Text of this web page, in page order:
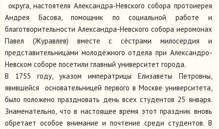
округа, настоятеля Александра-Невского собора протоиерея
Андрея Басова, помощник по социальной работе и
благотворительности Александра-Невского собора иеромонах
Павел (Журавлев) вместе с сёстрами милосердия и
представительницами молодёжного отдела при Александро-
Невском соборе посетили главный университет города.
В 1755 году, указом императрицы Елизаветы Петровны,
явившейся основательницей первого в Москве университета,
было положено праздновать день всех студентов 25 января.
Знаменательно, что в настоящее время этот праздник вновь
обретает особое внимание и почтение среди студентов. В